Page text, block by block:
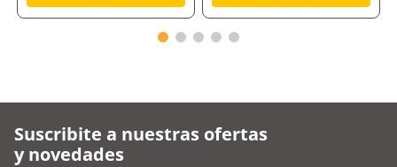
Suscribite a nuestras ofertas
y novedades